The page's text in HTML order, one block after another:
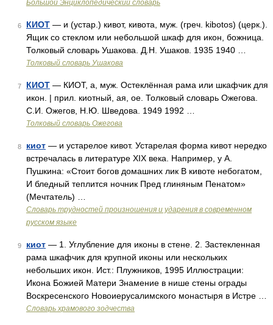
Большой Энциклопедический словарь
6 КИОТ — и (устар.) кивот, кивота, муж. (греч. kibotos) (церк.).
Ящик со стеклом или небольшой шкаф для икон, божница.
Толковый словарь Ушакова. Д.Н. Ушаков. 1935 1940 …
Толковый словарь Ушакова
7 КИОТ — КИОТ, а, муж. Остеклённая рама или шкафчик для
икон. | прил. киотный, ая, ое. Толковый словарь Ожегова.
С.И. Ожегов, Н.Ю. Шведова. 1949 1992 …
Толковый словарь Ожегова
8 киот — и устарелое кивот. Устарелая форма кивот нередко
встречалась в литературе XIX века. Например, у А.
Пушкина: «Стоит богов домашних лик В кивоте небогатом,
И бледный теплится ночник Пред глиняным Пенатом»
(Мечтатель) …
Словарь трудностей произношения и ударения в современном
русском языке
9 киот — 1. Углубление для иконы в стене. 2. Застекленная
рама шкафчик для крупной иконы или нескольких
небольших икон. Ист.: Плужников, 1995 Иллюстрации:
Икона Божией Матери Знамение в нише стены ограды
Воскресенского Новоиерусалимского монастыря в Истре …
Словарь храмового зодчества